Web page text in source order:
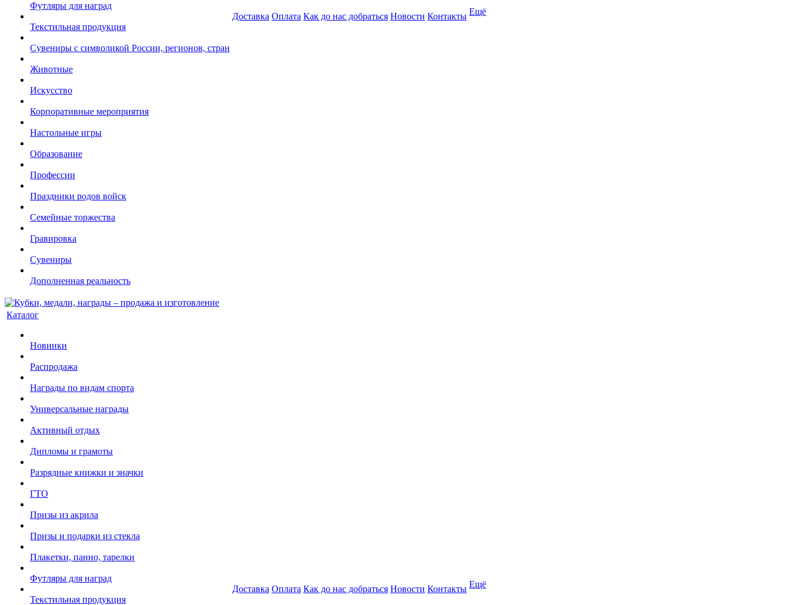
Футляры для наград
Текстильная продукция
Сувениры с символикой России, регионов, стран
Животные
Искусство
Корпоративные мероприятия
Настольные игры
Образование
Профессии
Праздники родов войск
Семейные торжества
Гравировка
Сувениры
Дополненная реальность
Доставка Оплата Как до нас добраться Новости Контакты Ещё
Каталог
Новинки
Распродажа
Награды по видам спорта
Универсальные награды
Активный отдых
Дипломы и грамоты
Разрядные книжки и значки
ГТО
Призы из акрила
Призы и подарки из стекла
Плакетки, панно, тарелки
Футляры для наград
Текстильная продукция
Доставка Оплата Как до нас добраться Новости Контакты Ещё